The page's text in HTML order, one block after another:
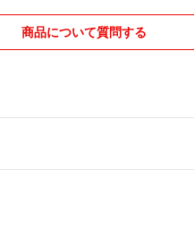
めです♪
包をいたします。
商品について質問する